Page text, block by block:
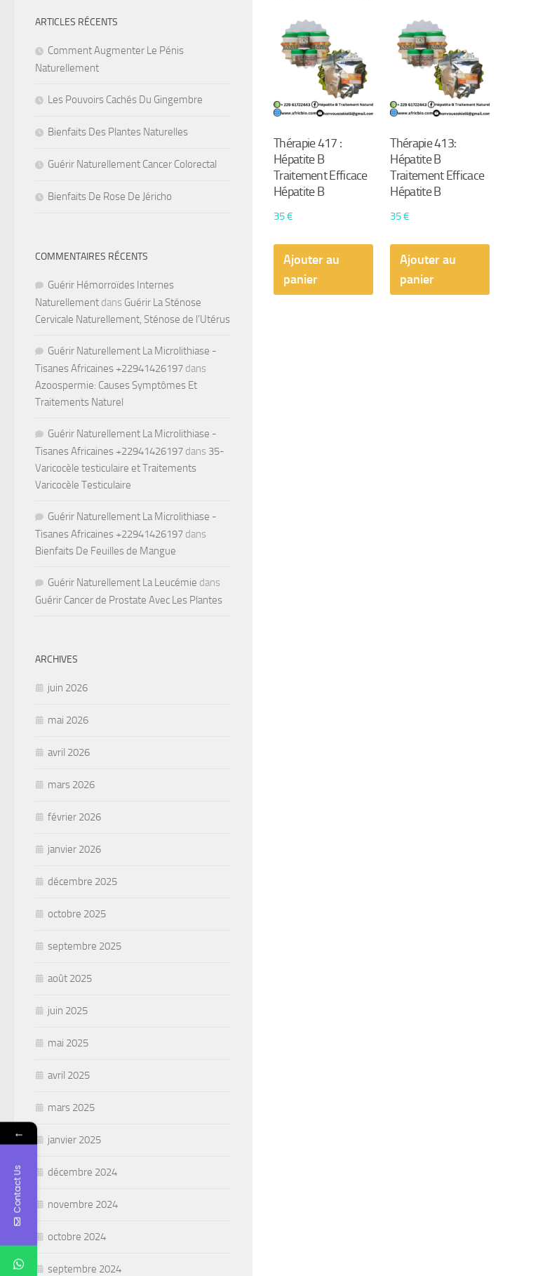
popularité
Thérapie 417 :
Hépatite B
Traitement Efficace
Hépatite B
35€
Ajouter au
panier
Thérapie 413:
Hépatite B
Traitement Efficace
Hépatite B
35€
Ajouter au
panier
ARTICLES RÉCENTS
Comment Augmenter Le Pénis
Naturellement
Les Pouvoirs Cachés Du Gingembre
Bienfaits Des Plantes Naturelles
Guérir Naturellement Cancer Colorectal
Bienfaits De Rose De Jéricho
COMMENTAIRES RÉCENTS
Guérir Hémorroïdes Internes
Naturellement dans Guérir La Sténose
Cervicale Naturellement, Sténose de l’Utérus
Guérir Naturellement La Microlithiase -
Tisanes Africaines +22941426197 dans
Azoospermie: Causes Symptômes Et
Traitements Naturel
Guérir Naturellement La Microlithiase -
Tisanes Africaines +22941426197 dans 35-
Varicocèle testiculaire et Traitements
Varicocèle Testiculaire
Guérir Naturellement La Microlithiase -
Tisanes Africaines +22941426197 dans
Bienfaits De Feuilles de Mangue
Guérir Naturellement La Leucémie dans
Guérir Cancer de Prostate Avec Les Plantes
ARCHIVES
juin 2026
mai 2026
avril 2026
mars 2026
février 2026
janvier 2026
décembre 2025
octobre 2025
septembre 2025
août 2025
juin 2025
mai 2025
avril 2025
mars 2025
janvier 2025
décembre 2024
novembre 2024
octobre 2024
septembre 2024
←
Contact Us